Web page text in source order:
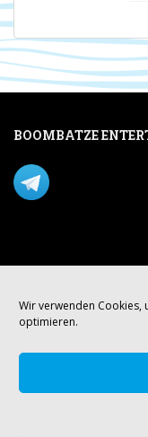
Wir verwenden Cookies,
optimieren.
BOOMBATZE